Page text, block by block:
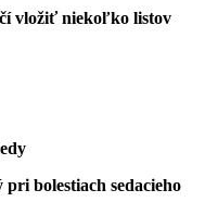
vložiť niekoľko listov
bolestiach sedacieho